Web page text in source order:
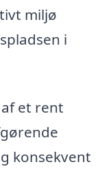
miljø
i
et rent
konsekvent